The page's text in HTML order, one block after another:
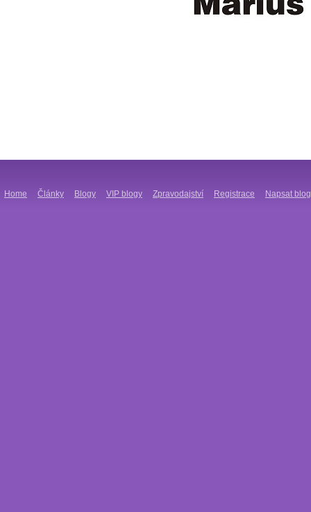
Home Články Blogy VIP blogy Zpravodajství Registrace Napsat blog